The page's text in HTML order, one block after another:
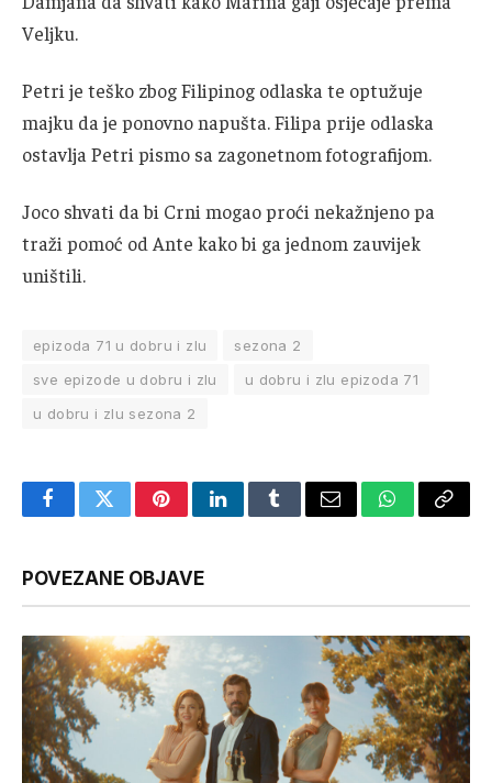
Veljku.
Petri je teško zbog Filipinog odlaska te optužuje
majku da je ponovno napušta. Filipa prije odlaska
ostavlja Petri pismo sa zagonetnom fotografijom.
Joco shvati da bi Crni mogao proći nekažnjeno pa
traži pomoć od Ante kako bi ga jednom zauvijek
uništili.
epizoda 71 u dobru i zlu
sezona 2
sve epizode u dobru i zlu
u dobru i zlu epizoda 71
u dobru i zlu sezona 2
FacebookTwitterPinterestLinkedInTumblrEmail WhatsApp
Copy
POVEZANE OBJAVE